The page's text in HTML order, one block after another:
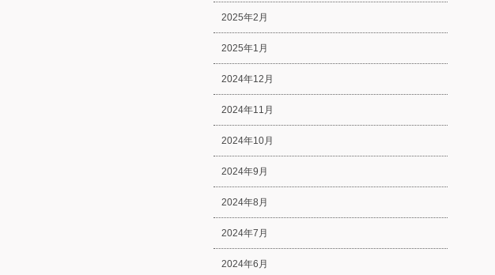
2025年2月
2025年1月
2024年12月
2024年11月
2024年10月
2024年9月
2024年8月
2024年7月
2024年6月